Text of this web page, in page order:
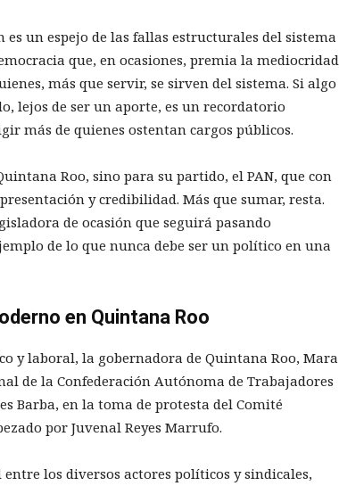
un espejo de las fallas estructurales del sistema
que, en ocasiones, premia la mediocridad
más que servir, se sirven del sistema. Si algo
lejos de ser un aporte, es un recordatorio
más de quienes ostentan cargos públicos.
Roo, sino para su partido, el PAN, que con
y credibilidad. Más que sumar, resta.
de ocasión que seguirá pasando
de lo que nunca debe ser un político en una
en Quintana Roo
y laboral, la gobernadora de Quintana Roo, Mara
de la Confederación Autónoma de Trabajadores
Barba, en la toma de protesta del Comité
por Juvenal Reyes Marrufo.
los diversos actores políticos y sindicales,